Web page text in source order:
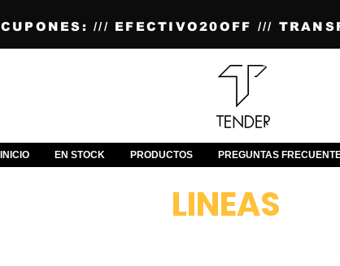
CUPONES: /// EFECTIVO20OFF ///
INICIO EN STOCK PRODUCTOS PREGUNTAS
LINEAS